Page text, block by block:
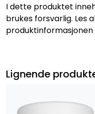
I dette produktet
brukes forsvarlig. Les
produktinformasjonen
Lignende